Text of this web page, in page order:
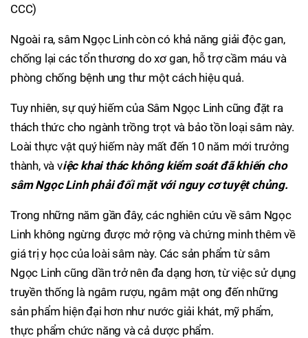
CCC)
Ngoài ra, sâm Ngọc Linh còn có khả năng giải độc gan,
chống lại các tổn thương do xơ gan, hỗ trợ cầm máu và
phòng chống bệnh ung thư một cách hiệu quả.
Tuy nhiên, sự quý hiếm của Sâm Ngọc Linh cũng đặt ra
thách thức cho ngành trồng trọt và bảo tồn loại sâm này.
Loài thực vật quý hiếm này mất đến 10 năm mới trưởng
thành, và việc khai thác không kiểm soát đã khiến cho
sâm Ngọc Linh phải đối mặt với nguy cơ tuyệt chủng.
Trong những năm gần đây, các nghiên cứu về sâm Ngọc
Linh không ngừng được mở rộng và chứng minh thêm về
giá trị y học của loài sâm này. Các sản phẩm từ sâm
Ngọc Linh cũng dần trở nên đa dạng hơn, từ việc sử dụng
truyền thống là ngâm rượu, ngâm mật ong đến những
sản phẩm hiện đại hơn như nước giải khát, mỹ phẩm,
thực phẩm chức năng và cả dược phẩm.